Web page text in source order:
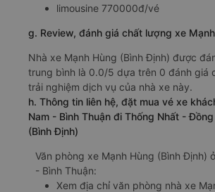
limousine 770000đ/vé
g. Review, đánh giá chất lượng xe
Nhà xe Mạnh Hùng (Bình Định) được
trung bình là 0.0/5 dựa trên 0 đánh giá
trải nghiệm dịch vụ của nhà xe này.
h. Thông tin liên hệ, đặt mua vé xe
Nam - Bình Thuận đi Thống Nhất -
(Bình Định)
Văn phòng xe Mạnh Hùng (Bình Định)
- Bình Thuận:
Xem địa chỉ văn phòng nhà xe